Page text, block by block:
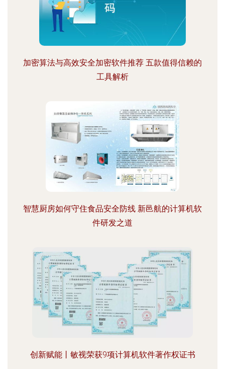
加密算法与高效安全加密软件推荐 五款值得信赖的
工具解析
智慧厨房如何守住食品安全防线 新邑航的计算机软
件研发之道
创新赋能丨敏视荣获9项计算机软件著作权证书